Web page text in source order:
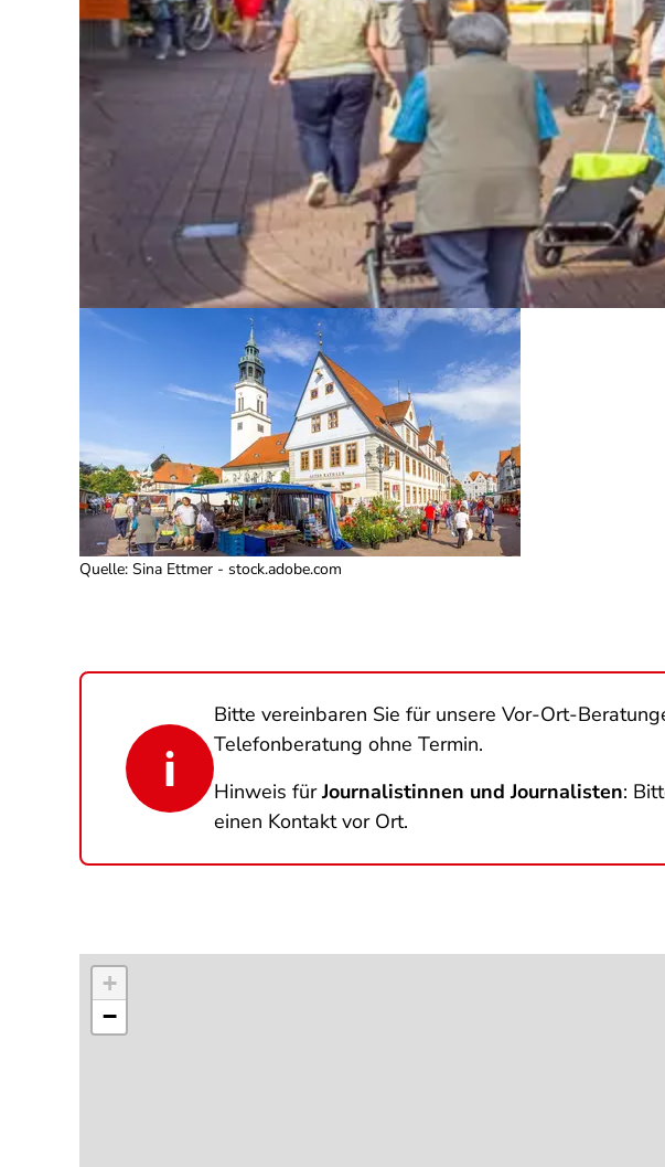
Quelle: Sina Ettmer - stock.adobe.com
Bitte vereinbaren Sie für unsere Vor-Ort-
Telefonberatung ohne Termin.
Hinweis fürJournalistinnen und Journalisten:
einen Kontakt vor Ort.
+
−